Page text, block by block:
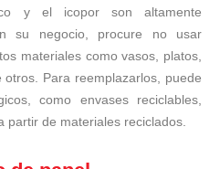
y el icopor son altamente
su negocio, procure no usar
materiales como vasos, platos,
Para reemplazarlos, puede
como envases reciclables,
partir de materiales reciclados.